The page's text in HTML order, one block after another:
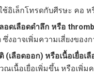
ช้อิเล็กโทรดกับศีรษะ คอ
อดเลือดดำลึก หรือ
ซึ่งอาจเพิ่มความเสี่ยงของ
(เลือดออก) หรือเนื้อเยื่อ
ณเนื้อเยื่อเพิ่มขึ้น หรือเพิ่